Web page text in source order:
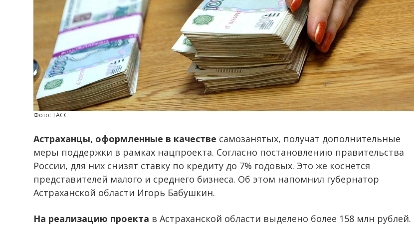
Фото: ТАСС
Астраханцы, оформленные в качестве самозанятых, получат дополнительные
меры поддержки в рамках нацпроекта. Согласно постановлению правительства
России, для них снизят ставку по кредиту до 7% годовых. Это же коснется
представителей малого и среднего бизнеса. Об этом напомнил губернатор
Астраханской области Игорь Бабушкин.
На реализацию проекта в Астраханской области выделено более 158 млн рублей.